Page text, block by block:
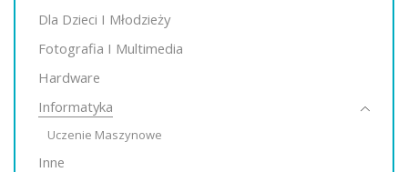
Dla Dzieci I Młodzieży
Fotografia I Multimedia
Hardware
Informatyka
Uczenie Maszynowe
Inne